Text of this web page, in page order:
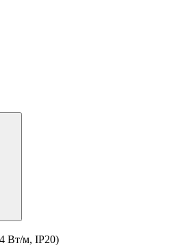
Вт/м, IP20)